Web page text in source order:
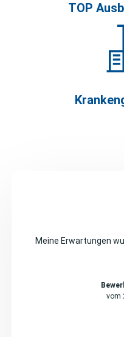
TOP
Meine Erwartungen
vom